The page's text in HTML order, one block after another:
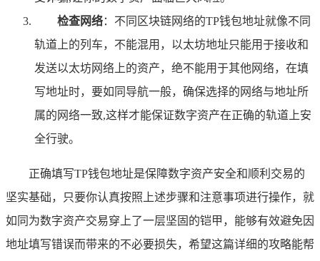
检查网络：不同区块链网络的TP钱包地址就像不同
轨道上的列车，不能混用，以太坊地址只能用于接收和
发送以太坊网络上的资产，绝不能用于其他网络，在填
写地址时，要如同导航一般，确保选择的网络与地址所
属的网络一致,这样才能保证数字资产在正确的轨道上安
全行驶。
正确填写TP钱包地址是保障数字资产安全和顺利交易的
坚实基础，只要你认真按照上述步骤和注意事项进行操作，就
如同为数字资产交易穿上了一层坚固的铠甲，能够有效避免因
地址填写错误而带来的不必要损失，希望这篇详细的攻略能帮